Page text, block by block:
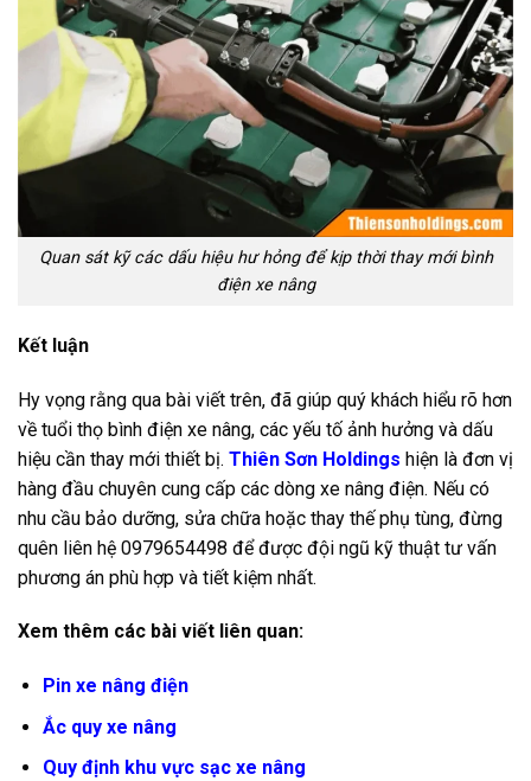
Quan sát kỹ các dấu hiệu hư hỏng để kịp thời thay mới bình
điện xe nâng
Kết luận
Hy vọng rằng qua bài viết trên, đã giúp quý khách hiểu rõ hơn
về tuổi thọ bình điện xe nâng, các yếu tố ảnh hưởng và dấu
hiệu cần thay mới thiết bị. Thiên Sơn Holdings hiện là đơn vị
hàng đầu chuyên cung cấp các dòng xe nâng điện. Nếu có
nhu cầu bảo dưỡng, sửa chữa hoặc thay thế phụ tùng, đừng
quên liên hệ 0979654498 để được đội ngũ kỹ thuật tư vấn
phương án phù hợp và tiết kiệm nhất.
Xem thêm các bài viết liên quan:
Pin xe nâng điện
Ắc quy xe nâng
Quy định khu vực sạc xe nâng